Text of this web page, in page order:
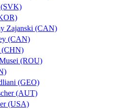
Zajanski (CAN)
(CAN)
(CHN)
(ROU)
(GEO)
(AUT)
(USA)